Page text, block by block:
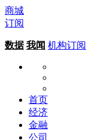
商城
订阅
数据 我闻 机构订阅
首页
经济
金融
公司